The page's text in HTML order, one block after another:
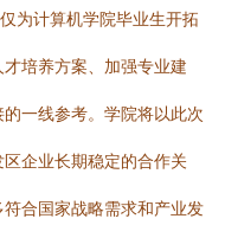
为计算机学院毕业生开拓
培养方案、加强专业建
一线参考。学院将以此次
企业长期稳定的合作关
合国家战略需求和产业发